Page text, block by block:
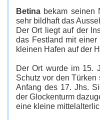
Betina bekam seinen
sehr bildhaft das
Der Ort liegt auf der
das Festland mit
kleinen Hafen auf der
Der Ort wurde im 15.
Schutz vor den
Anfang des 17. Jhs.
der Glockenturm
eine kleine